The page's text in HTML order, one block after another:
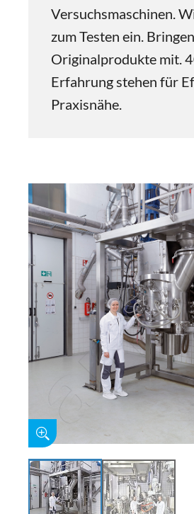
Versuchsmaschinen.
zum Testen ein.
Originalprodukte mit.
Erfahrung stehen für
Praxisnähe.